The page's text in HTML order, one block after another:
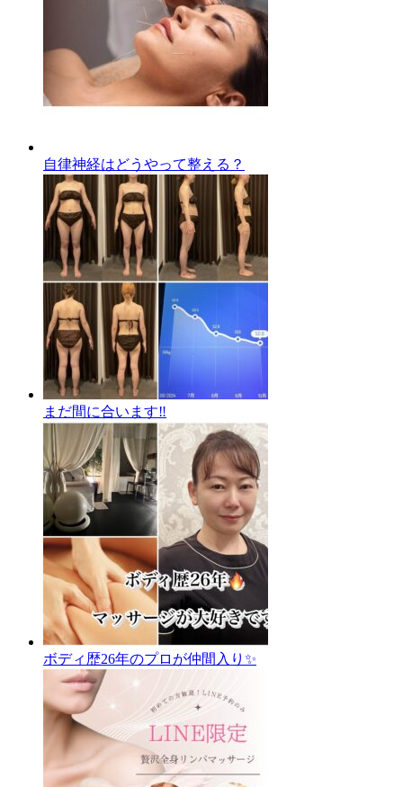
自律神経はどうやって整える？
まだ間に合います‼️
ボディ歴26年のプロが仲間入り✨